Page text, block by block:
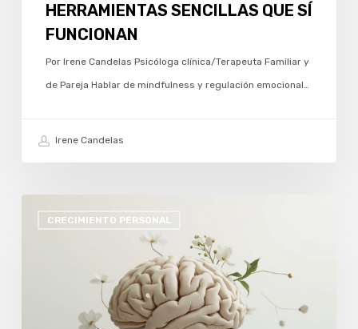
HERRAMIENTAS SENCILLAS QUE SÍ
FUNCIONAN
Por Irene Candelas Psicóloga clínica/Terapeuta Familiar y
de Pareja Hablar de mindfulness y regulación emocional…
Irene Candelas
CRECIMIENTO PERSONAL